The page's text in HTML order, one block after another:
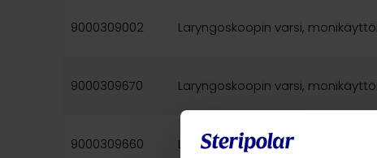
9000309002 Laryngoskoopin varsi,
9000309670 Laryngoskoopin varsi,
9000309660 Laryngoskoopin varsi,